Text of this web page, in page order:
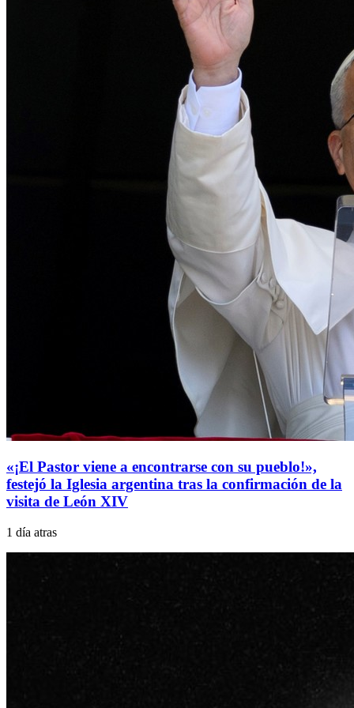
«¡El Pastor viene a encontrarse con su pueblo!»,
festejó la Iglesia argentina tras la confirmación de la
visita de León XIV
1 día atras